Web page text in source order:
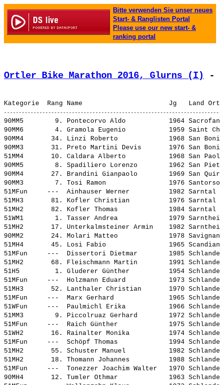
Bitte verwenden Sie unser neues
Start- & Ranglisten Portal
Please use our new start- &
ranking portal
Ortler Bike Marathon 2016, Glurns (I) -
90MM5        9. Pontecorvo Aldo
1964
90MM6        4. Gramola Eugenio
1959 Saint
90MM4       34. Linzi Roberto
1968 San
90MM3       31. Preto Martini Devis
1976 San
51MM4       10. Caldara Alberto
1968 San
90MM5        8. Spadiliero Lorenzo
1962 San
90MM4       27. Brandini Gianpaolo
1969 San
90MM3        7. Tosi Ramon
1976
51MFun     --- Ainhauser Werner
1982
51MH3       81. Kofler Christian
1976
51MH2       82. Kofler Thomas
1984
51WM1        1. Tasser Andrea
1979
51MH2       17. Unterkalmsteiner Armin
1982
90MM2       24. Molari Matteo
1978
51MH4       45. Losi Fabio
1965
51MFun     --- Dissertori Dietmar
1985
51MH2       68. Fleischmann Martin
1991
51H5         1. Gluderer Günther
1954
51MFun     --- Holzmann Eduard
1973
51MH3       52. Lanthaler Christian
1970
51MFun     --- Marx Gerhard
1965
51WFun     --- Paulmichl Erika
1966
51MM3        9. Piccolruaz Gerhard
1972
51MFun     --- Raich Günther
1975
51WH2       16. Rainalter Monika
1974
51MFun     --- Schöpf Thomas
1994
51MH2       55. Schuster Manuel
1982
51MH2       18. Thomann Johannes
1988
51MFun     --- Tonezzer Joachim Walter
1970
90MH4       12. Tumler Othmar
1963